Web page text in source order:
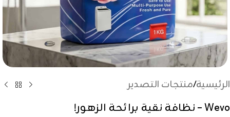
الرئيسية/منتجات التصدير
Wevo – نظافة نقية برائحة الزهور!